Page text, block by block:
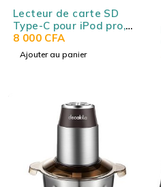
Lecteur de carte SD
Type-C pour iPod pro,
MAC et Android D-118 -
USB-C SD CARD READER
D-118
8 000 CFA
Ajouter au panier